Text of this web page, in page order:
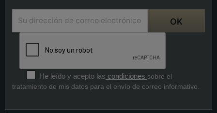
He leído y acepto las condiciones sobre el
tratamiento de mis datos para el envío de correo informativo.